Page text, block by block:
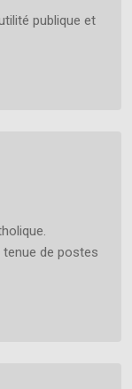
publique et
de postes